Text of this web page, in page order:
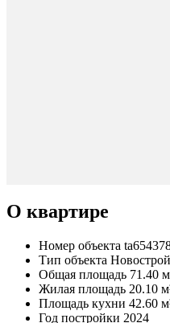
О квартире
Номер объекта
Тип объекта
Общая площадь 71.40
Жилая площадь 20.10
Площадь кухни 42.60
Год постройки 2024